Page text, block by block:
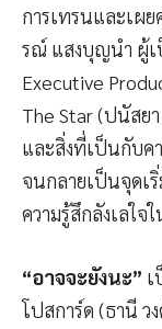
การเทรนและเผ
รณ์ แสงบุญนำ ผู้เ
Executive
The Star (ปนัสย
และสิ่งที่เป็นกับค
จนกลายเป็นจุดเ
ความรู้สึกลังเลใจ
“อาจจะยังนะ”
โปสการ์ด (ธานี ว